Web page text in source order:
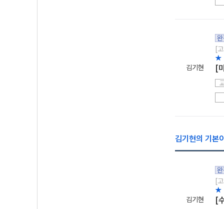
김기현
[
★
[
김기현의 기본
김기현
[
★
[